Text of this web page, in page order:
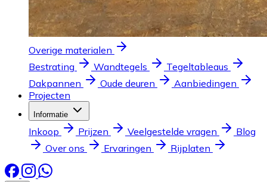
Overige materialen
Bestrating
Wandtegels
Tegeltableaus
Dakpannen
Oude deuren
Aanbiedingen
Projecten
Informatie
Inkoop Prijzen Veelgestelde vragen
Blog
Over ons
Ervaringen Rijplaten